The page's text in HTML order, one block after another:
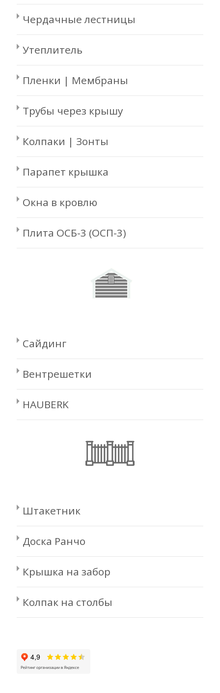
Чердачные лестницы
Утеплитель
Пленки | Мембраны
Трубы через крышу
Колпаки | Зонты
Парапет крышка
Окна в кровлю
Плита ОСБ-3 (ОСП-3)
Сайдинг
Вентрешетки
HAUBERK
Штакетник
Доска Ранчо
Крышка на забор
Колпак на столбы